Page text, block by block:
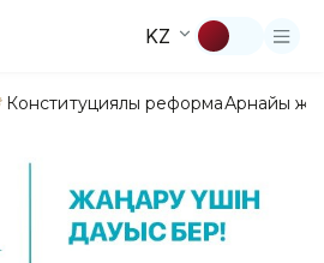
KZ
Конституциялық реформаАрнайы